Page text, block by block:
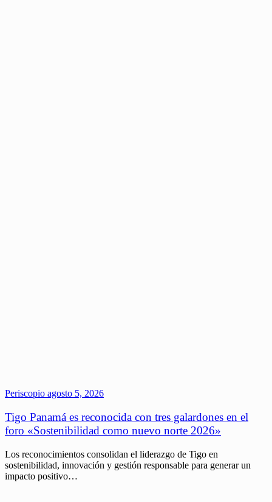
Periscopio agosto 5, 2026
Tigo Panamá es reconocida con tres galardones en el
foro «Sostenibilidad como nuevo norte 2026»
Los reconocimientos consolidan el liderazgo de Tigo en
sostenibilidad, innovación y gestión responsable para generar un
impacto positivo…